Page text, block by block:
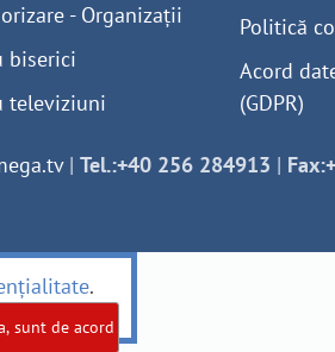
- Organizații
biserici
televiziuni
Politică
Acord
(GDPR)
| Tel.:+40 256 284913 |
.
sunt de acord